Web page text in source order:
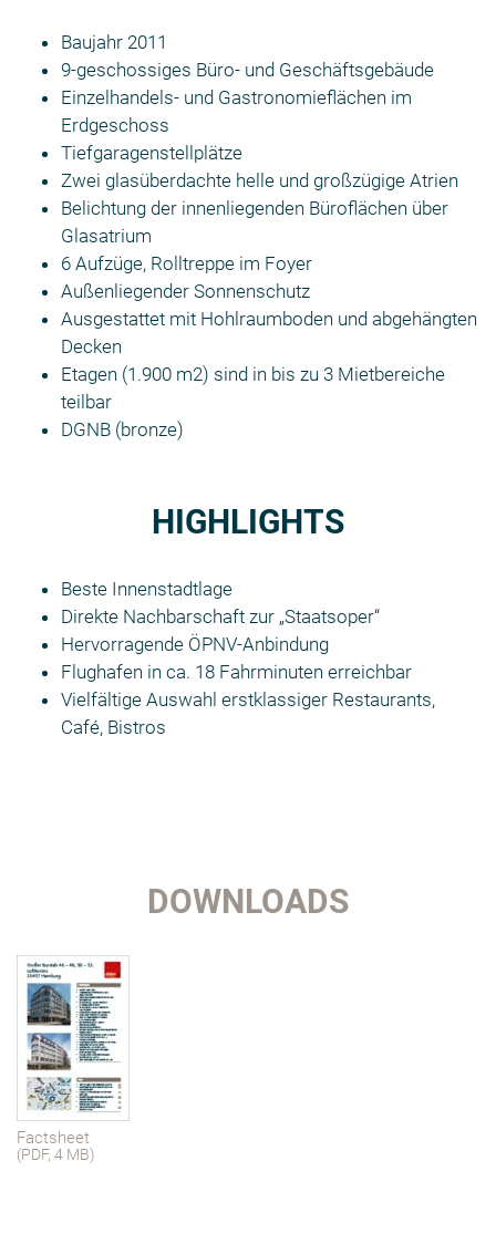
Baujahr 2011
9-geschossiges Büro- und Geschäftsgebäude
Einzelhandels- und Gastronomieflächen im
Erdgeschoss
Tiefgaragenstellplätze
Zwei glasüberdachte helle und großzügige Atrien
Belichtung der innenliegenden Büroflächen über
Glasatrium
6 Aufzüge, Rolltreppe im Foyer
Außenliegender Sonnenschutz
Ausgestattet mit Hohlraumboden und abgehängten
Decken
Etagen (1.900 m2) sind in bis zu 3 Mietbereiche
teilbar
DGNB (bronze)
HIGHLIGHTS
Beste Innenstadtlage
Direkte Nachbarschaft zur „Staatsoper“
Hervorragende ÖPNV-Anbindung
Flughafen in ca. 18 Fahrminuten erreichbar
Vielfältige Auswahl erstklassiger Restaurants,
Café, Bistros
DOWNLOADS
Factsheet
(PDF, 4 MB)